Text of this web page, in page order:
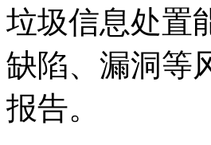
垃圾信息处置
缺陷、漏洞等
报告。